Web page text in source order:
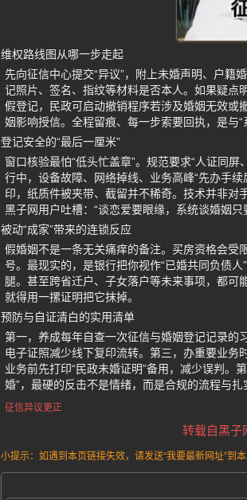
维权路线图从哪一步走起
先向征信中心提交“异议”，附上未婚声明、户籍
记照片、签名、指纹等材料是否本人。如果疑点
假登记，民政可启动撤销程序若涉及婚姻无效或
姻影响授信。全程留痕、每一步索要回执，是与“
登记安全的“最后一厘米”
窗口核验最怕“低头忙盖章”。规范要求“人证同
行中，设备故障、网络掉线、业务高峰“先办手
印，纸质件被夹带、截留并不稀奇。技术并非对
黑子网用户吐槽：“谈恋爱要眼缘，系统谈婚姻只
被动“成家”带来的连锁反应
假婚姻不是一条无关痛痒的备注。买房资格会受
号。最现实的，是银行把你视作“已婚共同负债
腿。甚至跨省迁户、子女落户等未来事项，都可
就得用一摞证明把它抹掉。
预防与自证清白的实用清单
第一，养成每年自查一次征信与婚姻登记记录的
电子证照减少线下复印流转。第三，办重要业
业务前先打印“民政未婚证明”备用，减少误判。
婚”，最硬的反击不是情绪，而是合规的流程与扎
征信异议更正
转载自黑子
小提示：如遇到本页链接失效，请发送“我要最新网址”到